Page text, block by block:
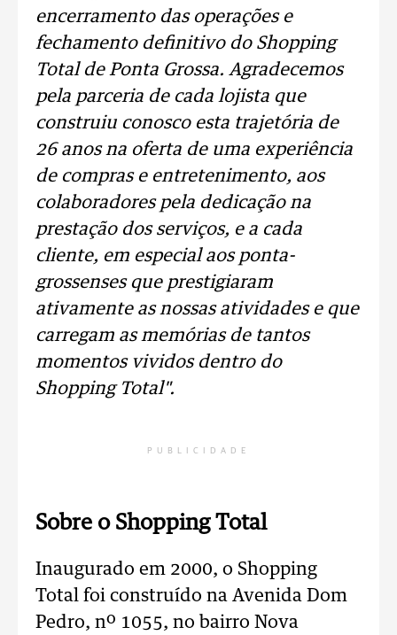
encerramento das operações e
fechamento definitivo do Shopping
Total de Ponta Grossa. Agradecemos
pela parceria de cada lojista que
construiu conosco esta trajetória de
26 anos na oferta de uma experiência
de compras e entretenimento, aos
colaboradores pela dedicação na
prestação dos serviços, e a cada
cliente, em especial aos ponta-
grossenses que prestigiaram
ativamente as nossas atividades e que
carregam as memórias de tantos
momentos vividos dentro do
Shopping Total".
PUBLICIDADE
Sobre o Shopping Total
Inaugurado em 2000, o Shopping
Total foi construído na Avenida Dom
Pedro, nº 1055, no bairro Nova